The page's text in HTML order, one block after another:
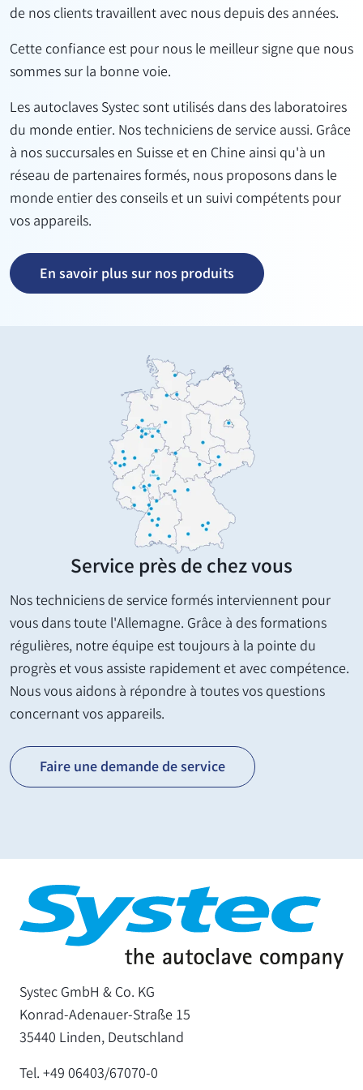
de nos clients travaillent avec nous depuis des années.
Cette confiance est pour nous le meilleur signe que nous
sommes sur la bonne voie.
Les autoclaves Systec sont utilisés dans des laboratoires
du monde entier. Nos techniciens de service aussi. Grâce
à nos succursales en Suisse et en Chine ainsi qu'à un
réseau de partenaires formés, nous proposons dans le
monde entier des conseils et un suivi compétents pour
vos appareils.
En savoir plus sur nos produits
Service près de chez vous
Nos techniciens de service formés interviennent pour
vous dans toute l'Allemagne. Grâce à des formations
régulières, notre équipe est toujours à la pointe du
progrès et vous assiste rapidement et avec compétence.
Nous vous aidons à répondre à toutes vos questions
concernant vos appareils.
Faire une demande de service
Systec GmbH & Co. KG
Konrad-Adenauer-Straße 15
35440 Linden, Deutschland
Tel. +49 06403/67070-0